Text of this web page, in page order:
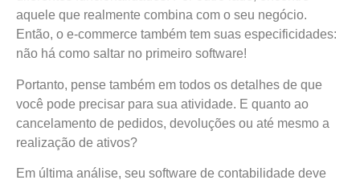
aquele que realmente combina com o seu negócio.
Então, o e-commerce também tem suas especificidades:
não há como saltar no primeiro software!
Portanto, pense também em todos os detalhes de que
você pode precisar para sua atividade. E quanto ao
cancelamento de pedidos, devoluções ou até mesmo a
realização de ativos?
Em última análise, seu software de contabilidade deve